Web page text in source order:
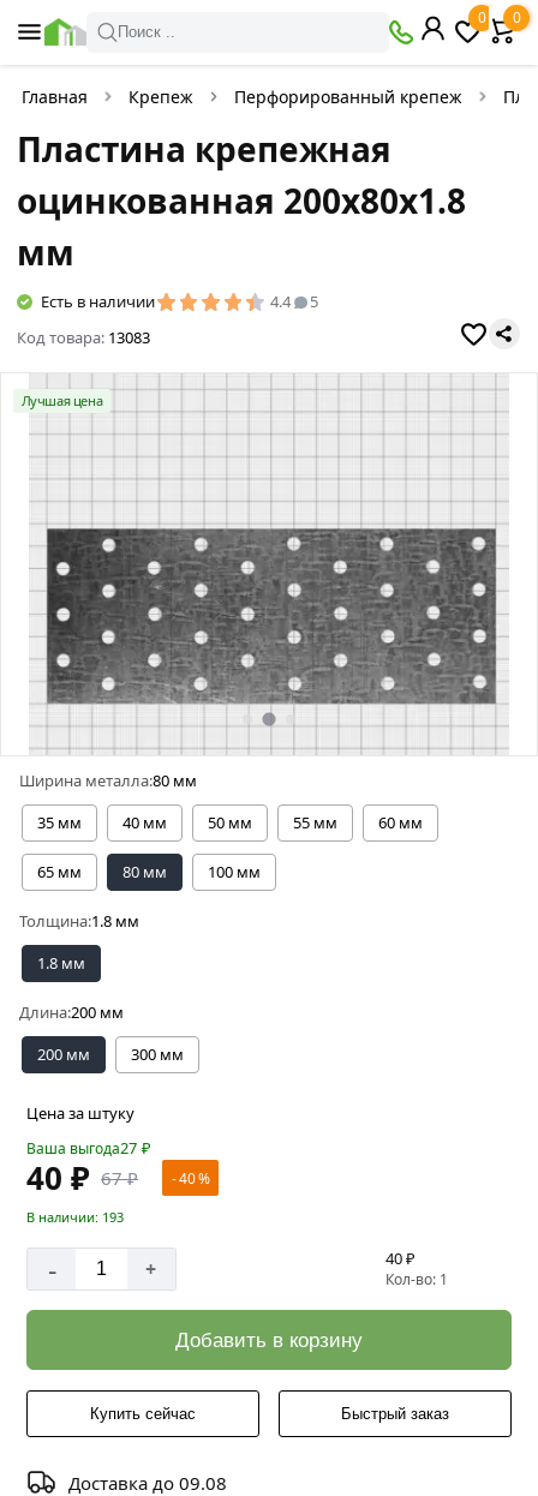
Поиск ..
0 0
Главная Крепеж Перфорированный крепеж
Пластина крепежная
оцинкованная 200х80х1.8
мм
Есть в наличии 4.4
5
Код товара: 13083
Лучшая цена
Ширина металла:80 мм
35 мм
40 мм 50 мм 55 мм 60 мм
65 мм 80 мм 100 мм
Толщина:1.8 мм
1.8 мм
Длина:200 мм
200 мм
300 мм
Цена за штуку
Ваша выгода27 ₽
40 ₽ 67 ₽ - 40 %
В наличии: 193
- + 40 ₽
Кол-во: 1
Добавить в корзину
Купить сейчас Быстрый заказ
Доставка до 09.08